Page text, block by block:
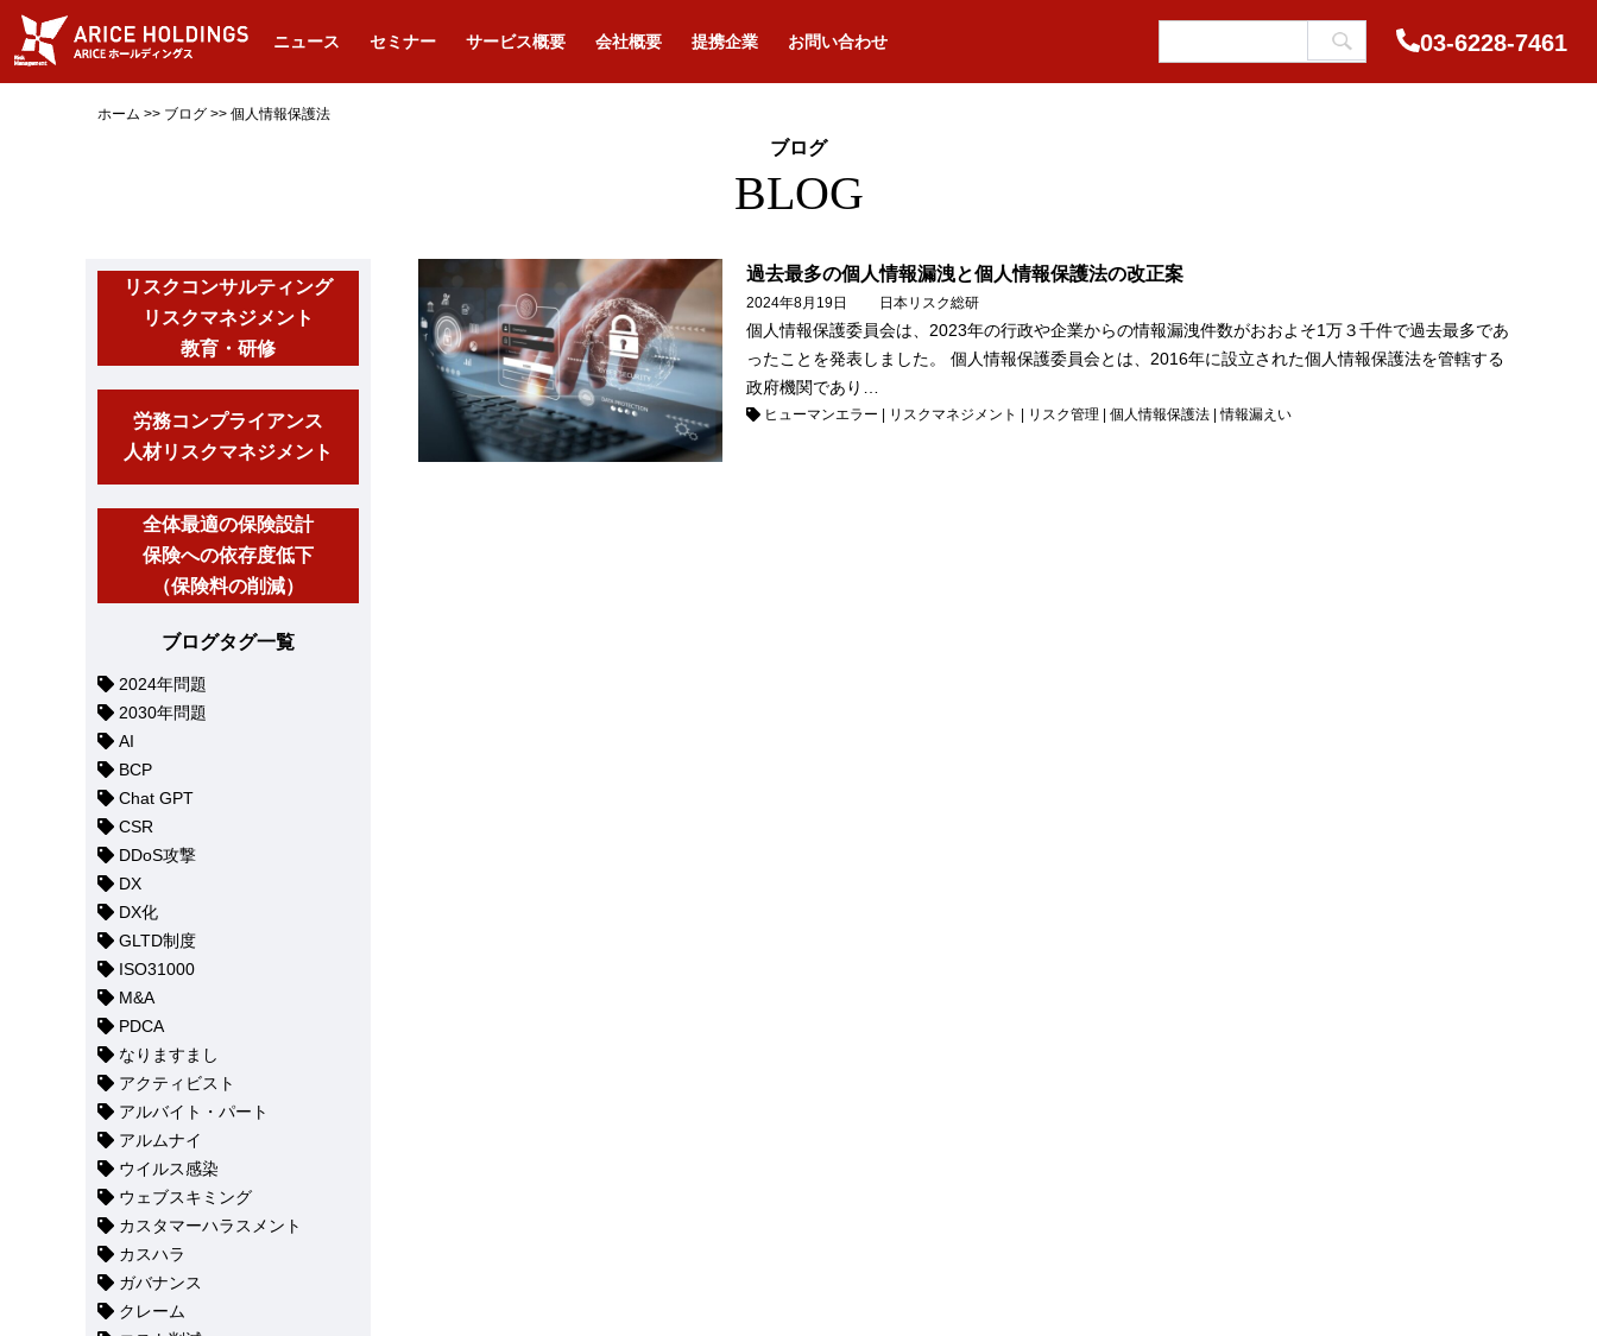
ニュース セミナー サービス概要 会社概要 提携企業 お問い合わせ 03-6228-7461
ホーム >> ブログ >> 個人情報保護法
ブログ
BLOG
リスクコンサルティング
リスクマネジメント
教育・研修
労務コンプライアンス
人材リスクマネジメント
全体最適の保険設計
保険への依存度低下
（保険料の削減）
ブログタグ一覧
2024年問題
2030年問題
AI
BCP
Chat GPT
CSR
DDoS攻撃
DX
DX化
GLTD制度
ISO31000
M&A
PDCA
なりますまし
アクティビスト
アルバイト・パート
アルムナイ
ウイルス感染
ウェブスキミング
カスタマーハラスメント
カスハラ
ガバナンス
クレーム
過去最多の個人情報漏洩と個人情報保護法の改正案
2024年8月19日 日本リスク総研
個人情報保護委員会は、2023年の行政や企業からの情報漏洩件数がおおよそ1万３千件で過去最多であ
ったことを発表しました。 個人情報保護委員会とは、2016年に設立された個人情報保護法を管轄する
政府機関であり…
ヒューマンエラー リスクマネジメント リスク管理 個人情報保護法 |情報漏えい